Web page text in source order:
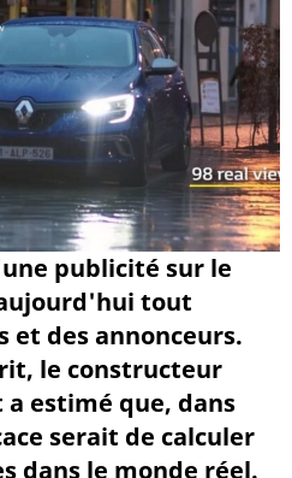
publicité sur le
tout
et des annonceurs.
le constructeur
estimé que, dans
serait de calculer
dans le monde réel.